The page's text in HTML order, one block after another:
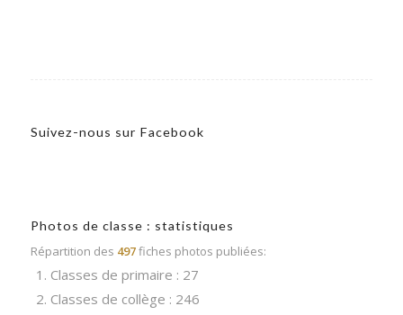
Suivez-nous sur Facebook
Photos de classe : statistiques
Répartition des 497fiches photos publiées:
1. Classes de primaire : 27
2. Classes de collège : 246